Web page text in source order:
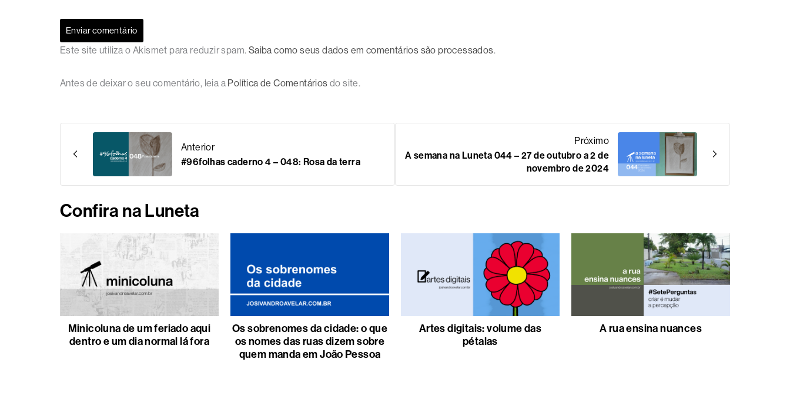
Este site utiliza o Akismet para reduzir spam. Saiba como seus dados em comentários são processados.
Antes de deixar o seu comentário, leia a Política de Comentários do site.
Anterior
#96folhas caderno 4 – 048: Rosa da terra
Próximo
A semana na Luneta 044 – 27 de outubro a 2 de
novembro de 2024
Confira na Luneta
Minicoluna de um feriado aqui
dentro e um dia normal lá fora
Os sobrenomes da cidade: o que
os nomes das ruas dizem sobre
quem manda em João Pessoa
Artes digitais: volume das
pétalas
A rua ensina nuances